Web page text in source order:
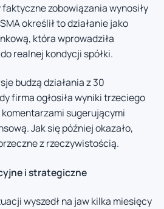
zobowiązania wynosiły
określił to działanie jako
która wprowadziła
realnej kondycji spółki.
budzą działania z 30
firma ogłosiła wyniki trzeciego
sugerującymi
Jak się później okazało,
z rzeczywistością.
i strategiczne
wyszedł na jaw kilka miesięcy